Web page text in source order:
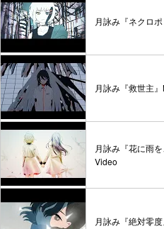
月詠み『ネクロ
月詠み『救世主
月詠み『花に雨
Video
月詠み『絶対零